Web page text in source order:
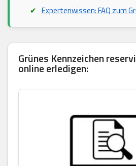
Expertenwissen: FAQ zum
Grünes Kennzeichen
online erledigen: